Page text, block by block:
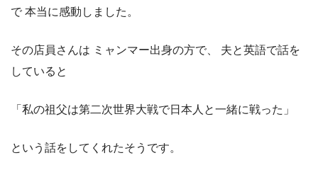
で 本当に感動しました。
その店員さんは ミャンマー出身の方で、 夫と英語で話を
していると
「私の祖父は第二次世界大戦で日本人と一緒に戦った」
という話をしてくれたそうです。